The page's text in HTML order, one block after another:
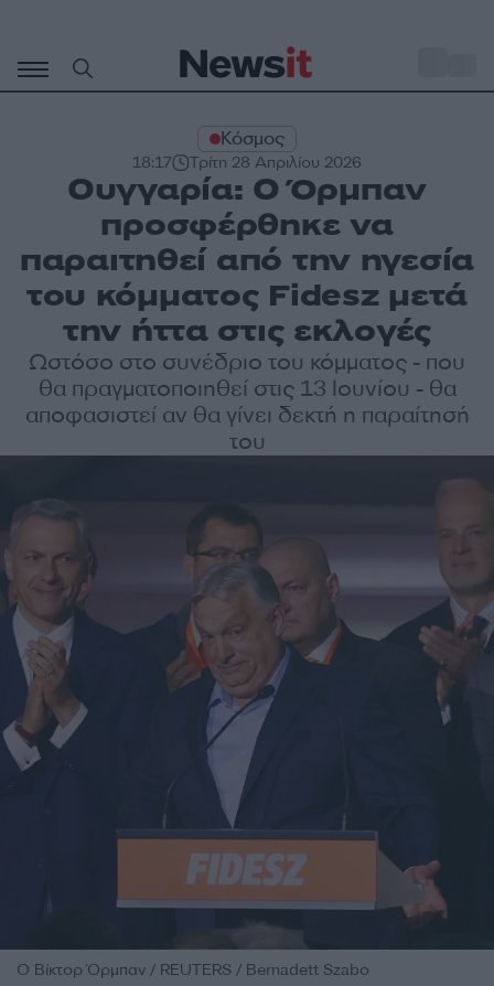
περιεχόμενο
Κόσμος
18:17 Τρίτη 28 Απριλίου 2026
Ουγγαρία: Ο Όρμπαν
προσφέρθηκε να
παραιτηθεί από την ηγεσία
του κόμματος Fidesz μετά
την ήττα στις εκλογές
Ωστόσο στο συνέδριο του κόμματος - που
θα πραγματοποιηθεί στις 13 Ιουνίου - θα
αποφασιστεί αν θα γίνει δεκτή η παραίτησή
του
Ο Βίκτορ Όρμπαν / REUTERS / Bernadett Szabo